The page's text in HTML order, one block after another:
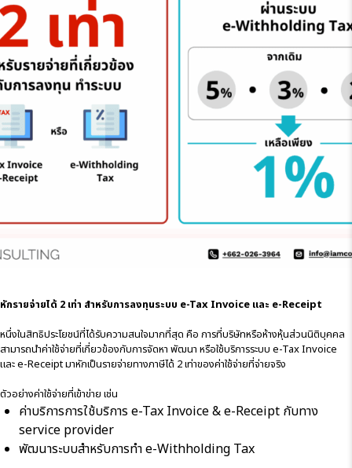
หักรายจ่ายได้ 2 เท่า สำหรับการลงทุนระบบ e-Tax Invoice และ e-Receipt
หนึ่งในสิทธิประโยชน์ที่ได้รับความสนใจมากที่สุด คือ การที่บริษัทหรือห้างหุ้นส่วนนิติบุคคล
สามารถนำค่าใช้จ่ายที่เกี่ยวข้องกับการจัดหา พัฒนา หรือใช้บริการระบบ e-Tax Invoice
และ e-Receipt มาหักเป็นรายจ่ายทางภาษีได้ 2 เท่าของค่าใช้จ่ายที่จ่ายจริง
ตัวอย่างค่าใช้จ่ายที่เข้าข่าย เช่น
ค่าบริการการใช้บริการ e-Tax Invoice & e-Receipt กับทาง
service provider
พัฒนาระบบสำหรับการทำ e-Withholding Tax